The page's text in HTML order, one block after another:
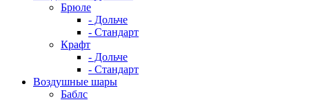
Брюле
- Дольче
- Стандарт
Крафт
- Дольче
- Стандарт
Воздушные шары
Баблс